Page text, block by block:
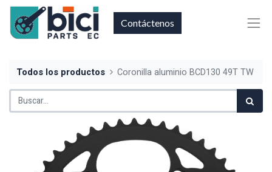
Contáctenos
Todos los productos Coronilla aluminio BCD130 49T TW